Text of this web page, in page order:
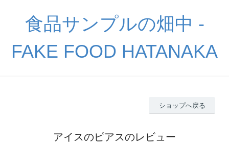
食品サンプルの畑中 -
FAKE FOOD HATANAKA
ショップへ戻る
アイスのピアスのレビュー